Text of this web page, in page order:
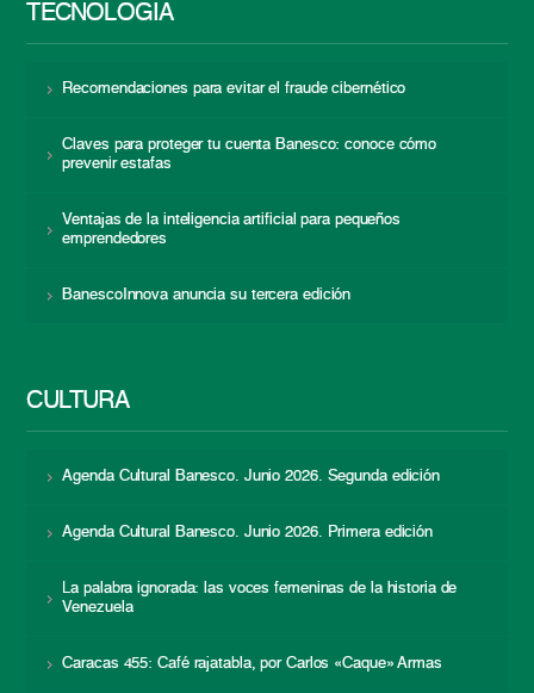
TECNOLOGÍA
Recomendaciones para evitar el fraude cibernético
Claves para proteger tu cuenta Banesco: conoce cómo
prevenir estafas
Ventajas de la inteligencia artificial para pequeños
emprendedores
BanescoInnova anuncia su tercera edición
CULTURA
Agenda Cultural Banesco. Junio 2026. Segunda edición
Agenda Cultural Banesco. Junio 2026. Primera edición
La palabra ignorada: las voces femeninas de la historia de
Venezuela
Caracas 455: Café rajatabla, por Carlos «Caque» Armas